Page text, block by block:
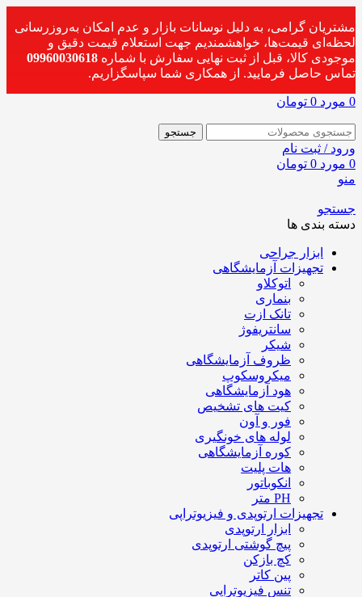
مشتریان گرامی، به دلیل نوسانات بازار و عدم امکان به‌روزرسانی
لحظه‌ای قیمت‌ها، خواهشمندیم جهت استعلام قیمت دقیق و
موجودی کالا، قبل از ثبت نهایی سفارش با شماره 09960030618
تماس حاصل فرمایید. از همکاری شما سپاسگزاریم.
0 مورد 0 تومان
جستجو
ورود / ثبت نام
0 مورد 0 تومان
منو
جستجو
دسته بندی ها
ابزار جراحی
تجهیزات آزمایشگاهی
اتوکلاو
بنماری
تانک ازت
سانتریفوژ
شیکر
ظروف آزمایشگاهی
میکروسکوپ
هود آزمایشگاهی
کیت های تشخیص
فور و آون
لوله های خونگیری
کوره آزمایشگاهی
هات پلیت
انکوباتور
PH متر
تجهیزات ارتوپدی و فیزیوتراپی
ابزار ارتوپدی
پیچ گوشتی ارتوپدی
کچ بازکن
پین کاتر
تنس فیزیوتراپی